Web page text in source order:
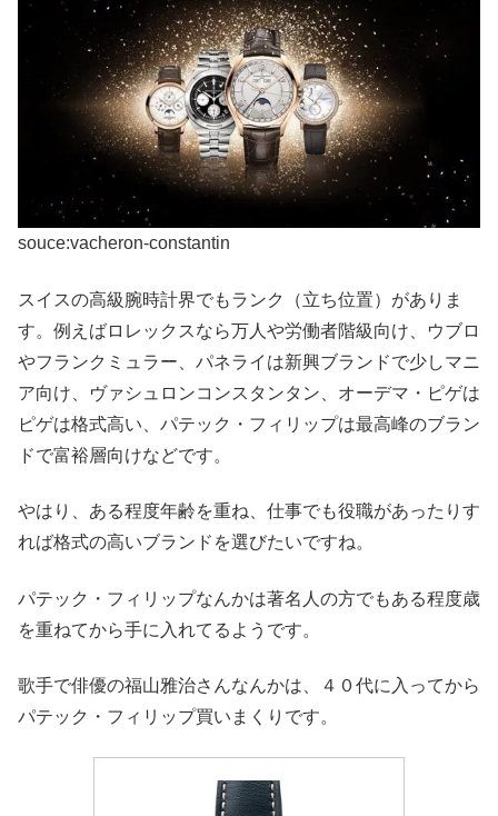
souce:vacheron-constantin
スイスの高級腕時計界でもランク（立ち位置）がありま
す。例えばロレックスなら万人や労働者階級向け、ウブロ
やフランクミュラー、パネライは新興ブランドで少しマニ
ア向け、ヴァシュロンコンスタンタン、オーデマ・ピゲは
ピゲは格式高い、パテック・フィリップは最高峰のブラン
ドで富裕層向けなどです。
やはり、ある程度年齢を重ね、仕事でも役職があったりす
れば格式の高いブランドを選びたいですね。
パテック・フィリップなんかは著名人の方でもある程度歳
を重ねてから手に入れてるようです。
歌手で俳優の福山雅治さんなんかは、４０代に入ってから
パテック・フィリップ買いまくりです。